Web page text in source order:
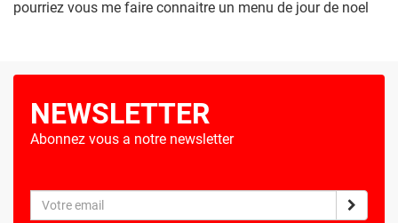
pourriez vous me faire connaitre un menu de jour de noel
NEWSLETTER
Abonnez vous a notre newsletter